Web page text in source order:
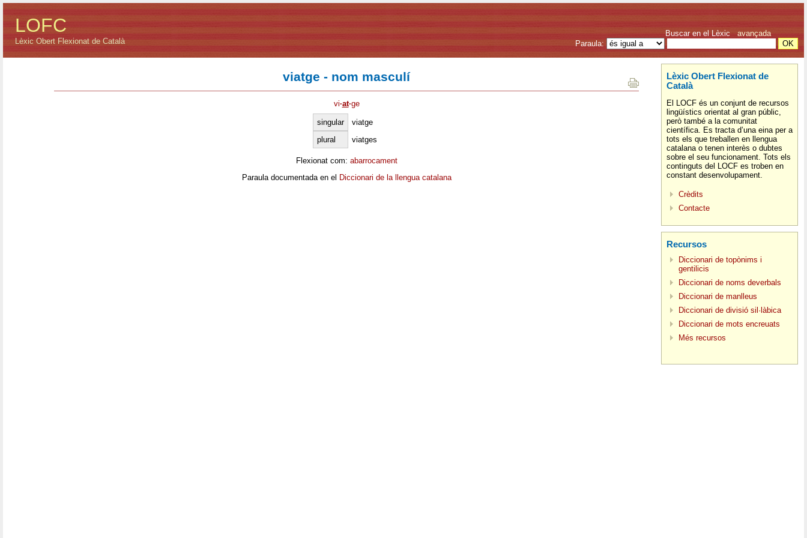
LOFC
Lèxic Obert Flexionat de Català
Buscar en el Lèxic avançada
Paraula:
viatge - nom masculí
vi·at·ge
singular
viatge
plural
viatges
Flexionat com: abarrocament
Paraula documentada en el Diccionari de la llengua catalana
Lèxic Obert Flexionat de
Català
El LOCF és un conjunt de recursos
lingüístics orientat al gran públic,
però també a la comunitat
científica. Es tracta d’una eina per a
tots els que treballen en llengua
catalana o tenen interès o dubtes
sobre el seu funcionament. Tots els
continguts del LOCF es troben en
constant desenvolupament.
Crèdits
Contacte
Recursos
Diccionari de topònims i
gentilicis
Diccionari de noms deverbals
Diccionari de manlleus
Diccionari de divisió sil·làbica
Diccionari de mots encreuats
Més recursos